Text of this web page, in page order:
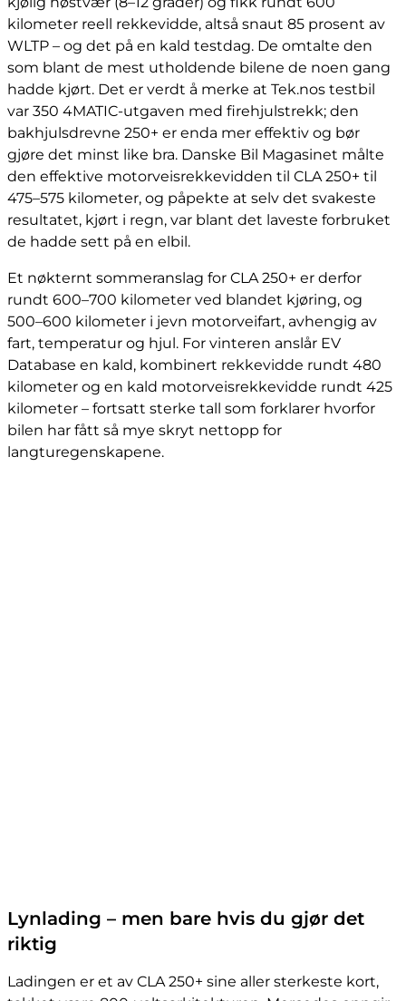
kilometer reell rekkevidde, altså snaut 85 prosent av
WLTP – og det på en kald testdag. De omtalte den
som blant de mest utholdende bilene de noen gang
hadde kjørt. Det er verdt å merke at Tek.nos testbil
var 350 4MATIC-utgaven med firehjulstrekk; den
bakhjulsdrevne 250+ er enda mer effektiv og bør
gjøre det minst like bra. Danske Bil Magasinet målte
den effektive motorveisrekkevidden til CLA 250+ til
475–575 kilometer, og påpekte at selv det svakeste
resultatet, kjørt i regn, var blant det laveste forbruket
de hadde sett på en elbil.
Et nøkternt sommeranslag for CLA 250+ er derfor
rundt 600–700 kilometer ved blandet kjøring, og
500–600 kilometer i jevn motorveifart, avhengig av
fart, temperatur og hjul. For vinteren anslår EV
Database en kald, kombinert rekkevidde rundt 480
kilometer og en kald motorveisrekkevidde rundt 425
kilometer – fortsatt sterke tall som forklarer hvorfor
bilen har fått så mye skryt nettopp for
langturegenskapene.
Lynlading – men bare hvis du gjør det
riktig
Ladingen er et av CLA 250+ sine aller sterkeste kort,